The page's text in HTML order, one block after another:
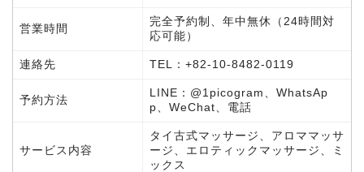
営業時間
完全予約制、年中無休（24時間対
応可能）
連絡先 TEL：+82-10-8482-0119
予約方法
LINE：@1picogram、WhatsAp
p、WeChat、電話
サービス内容
タイ古式マッサージ、アロママッサ
ージ、エロティックマッサージ、ミ
ックス